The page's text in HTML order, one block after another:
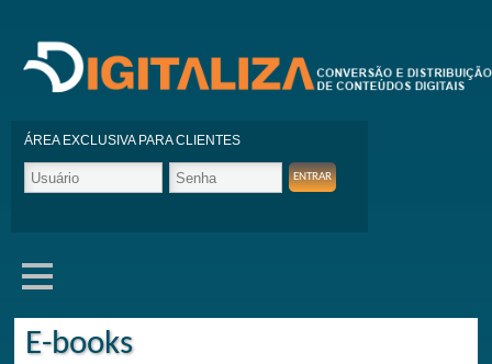
ÁREA EXCLUSIVA PARA CLIENTES
E-books